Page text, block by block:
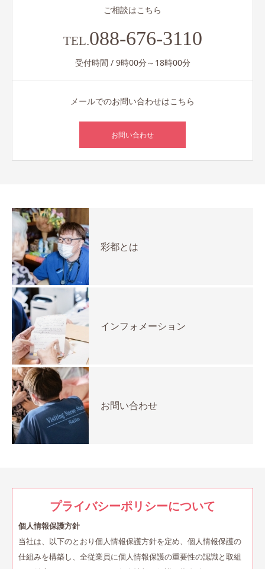
ご相談はこちら
TEL.088-676-3110
受付時間 / 9時00分～18時00分
メールでのお問い合わせはこちら
お問い合わせ
彩都とは
インフォメーション
お問い合わせ
プライバシーポリシーについて
個人情報保護方針
当社は、以下のとおり個人情報保護方針を定め、個人情報保護の
仕組みを構築し、全従業員に個人情報保護の重要性の認識と取組